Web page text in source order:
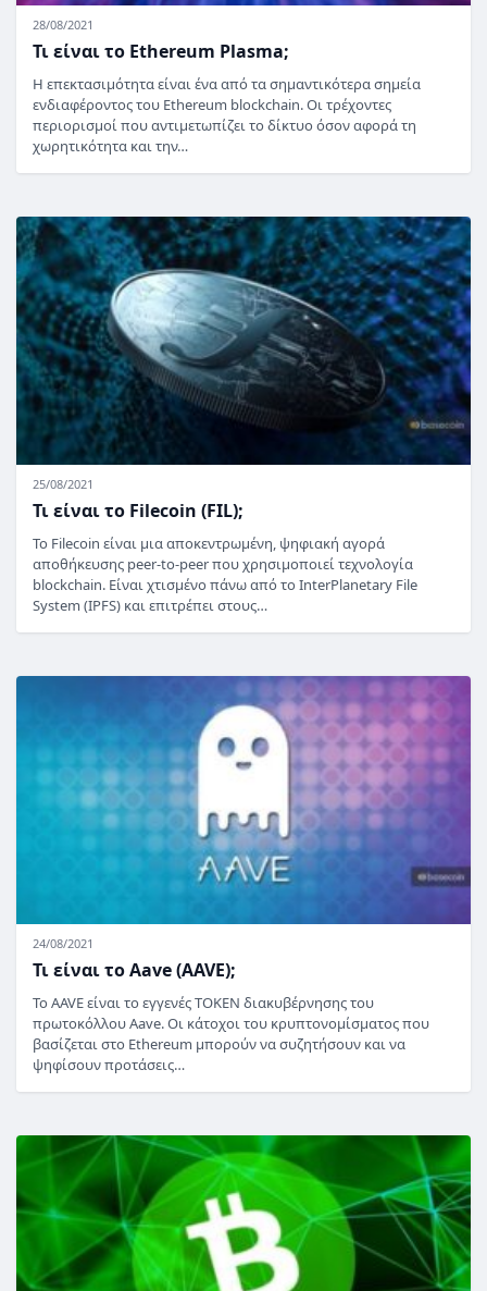
28/08/2021
Τι είναι το Ethereum Plasma;
Η επεκτασιμότητα είναι ένα από τα σημαντικότερα σημεία
ενδιαφέροντος του Ethereum blockchain. Οι τρέχοντες
περιορισμοί που αντιμετωπίζει το δίκτυο όσον αφορά τη
χωρητικότητα και την…
25/08/2021
Τι είναι το Filecoin (FIL);
Το Filecoin είναι μια αποκεντρωμένη, ψηφιακή αγορά
αποθήκευσης peer-to-peer που χρησιμοποιεί τεχνολογία
blockchain. Είναι χτισμένο πάνω από το InterPlanetary File
System (IPFS) και επιτρέπει στους…
24/08/2021
Τι είναι το Aave (AAVE);
Το AAVE είναι το εγγενές TOKEN διακυβέρνησης του
πρωτοκόλλου Aave. Οι κάτοχοι του κρυπτονομίσματος που
βασίζεται στο Ethereum μπορούν να συζητήσουν και να
ψηφίσουν προτάσεις…